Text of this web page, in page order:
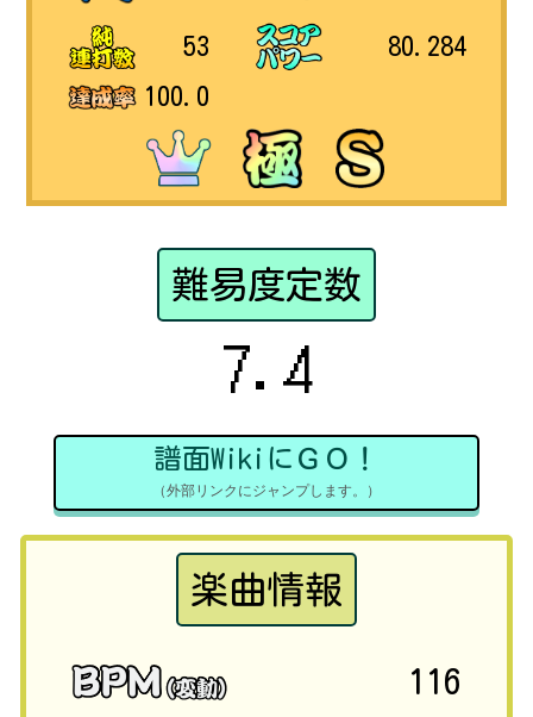
53
100.0
80.284
難易度定数
7.4
譜面WikiにＧＯ！
（外部リンクにジャンプします。）
楽曲情報
116